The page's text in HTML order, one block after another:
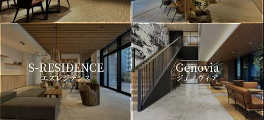
S-RESIDENCE
エスレジデンス
Genovia
ジェノヴィア